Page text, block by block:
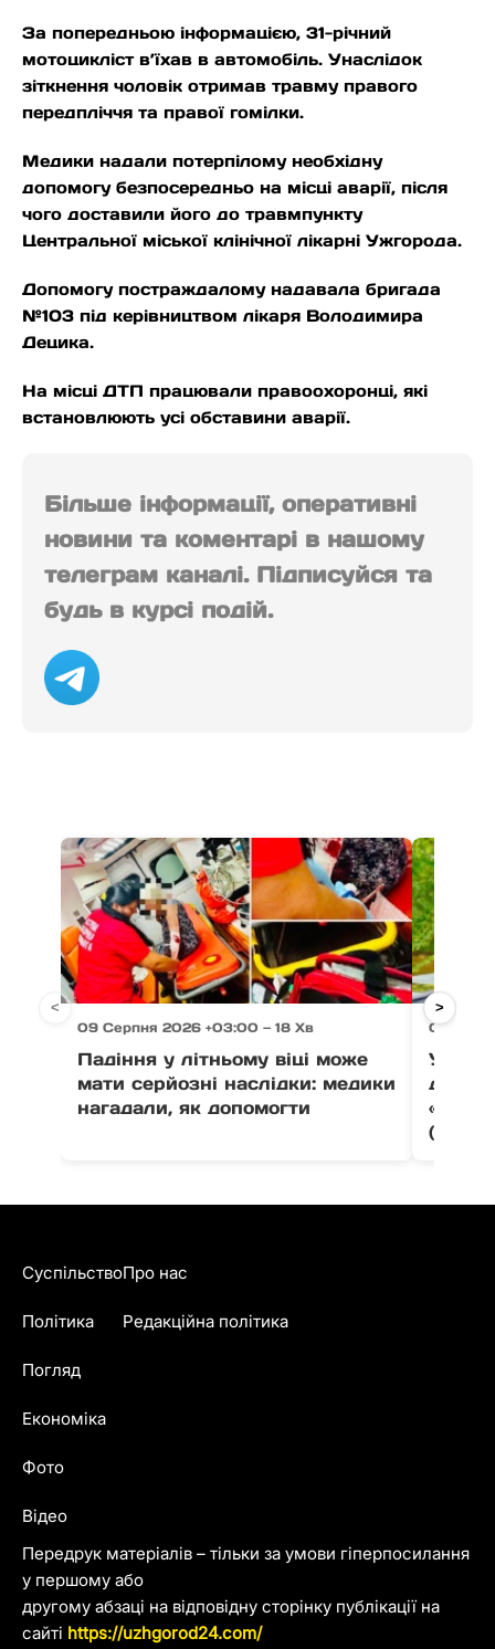
За попередньою інформацією, 31-річний
мотоцикліст в’їхав в автомобіль. Унаслідок
зіткнення чоловік отримав травму правого
передпліччя та правої гомілки.
Медики надали потерпілому необхідну
допомогу безпосередньо на місці аварії, після
чого доставили його до травмпункту
Центральної міської клінічної лікарні Ужгорода.
Допомогу постраждалому надавала бригада
№103 під керівництвом лікаря Володимира
Децика.
На місці ДТП працювали правоохоронці, які
встановлюють усі обставини аварії.
Більше інформації, оперативні
новини та коментарі в нашому
телеграм каналі. Підписуйся та
будь в курсі подій.
09 Серпня 2026 +03:00 — 18 Хв
Падіння у літньому віці може
мати серйозні наслідки: медики
нагадали, як допомогти
08
У
«Коли
(фото)
< >
Передрук матеріалів – тільки за умови гіперпосилання
у першому або
другому абзаці на відповідну сторінку публікації на
сайті https://uzhgorod24.com/
Суспільство
Політика
Погляд
Економіка
Фото
Відео
Про нас
Редакційна політика